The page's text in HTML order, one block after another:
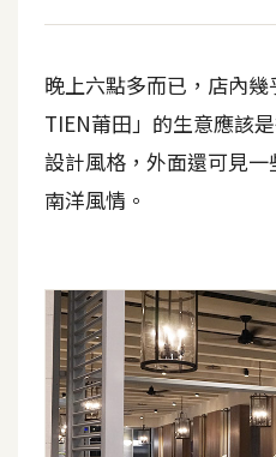
W
d
P
r
e
s
s
與
設
定
外
晚上六點多而已，店內
TIEN莆田」的生意應該
設計風格，外面還可見
南洋風情。